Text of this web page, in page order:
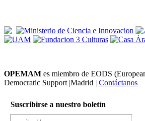
OPEMAM es miembro de EODS
Democratic Support |Madrid | Contáctanos
Suscribirse a nuestro boletín